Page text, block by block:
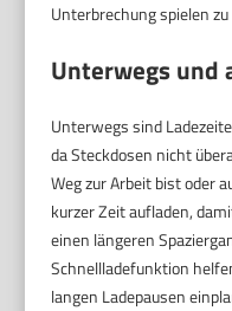
Unterbrechung spielen
Unterwegs und
Unterwegs sind
da Steckdosen nicht
Weg zur Arbeit bist oder
kurzer Zeit aufladen,
einen längeren
Schnellladefunktion
langen Ladepausen